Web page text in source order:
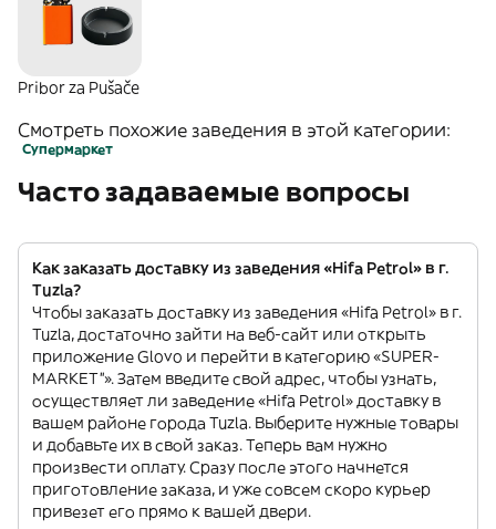
Pribor za Pušače
Смотреть похожие заведения в этой категории:
Супермаркет
Часто задаваемые вопросы
Как заказать доставку из заведения «Hifa Petrol» в г.
Tuzla?
Чтобы заказать доставку из заведения «Hifa Petrol» в г.
Tuzla, достаточно зайти на веб-сайт или открыть
приложение Glovo и перейти в категорию «SUPER-
MARKET”». Затем введите свой адрес, чтобы узнать,
осуществляет ли заведение «Hifa Petrol» доставку в
вашем районе города Tuzla. Выберите нужные товары
и добавьте их в свой заказ. Теперь вам нужно
произвести оплату. Сразу после этого начнется
приготовление заказа, и уже совсем скоро курьер
привезет его прямо к вашей двери.